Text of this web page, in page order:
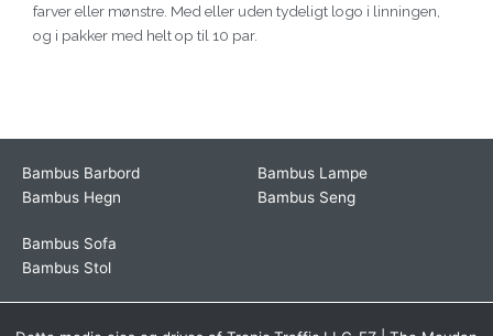
farver eller mønstre. Med eller uden tydeligt logo i linningen,
og i pakker med helt op til 10 par.
Bambus Barbord
Bambus Hegn
Bambus Lampe
Bambus Seng
Bambus Sofa
Bambus Stol